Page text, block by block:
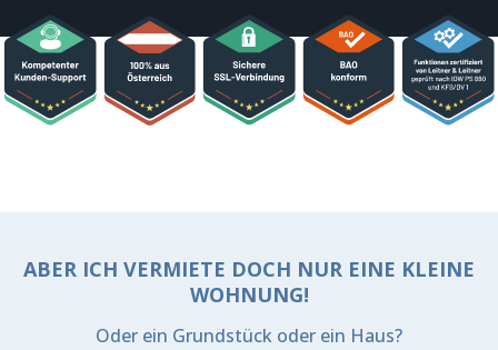
ABER ICH VERMIETE DOCH NUR EINE KLEINE
WOHNUNG!
Oder ein Grundstück oder ein Haus?